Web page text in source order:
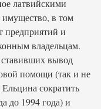
латвийскими
в том
предприятий и
владельцам.
вывод
помощи (так и не
сократить
до 1994 года) и